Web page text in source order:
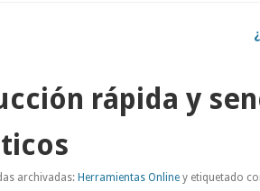
rápida y
archivadas:Herramientas Online y etiquetado